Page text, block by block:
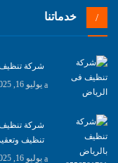
خدماتنا
شركة
يوليو 16, 2025
تنظيف
يوليو 16, 2025